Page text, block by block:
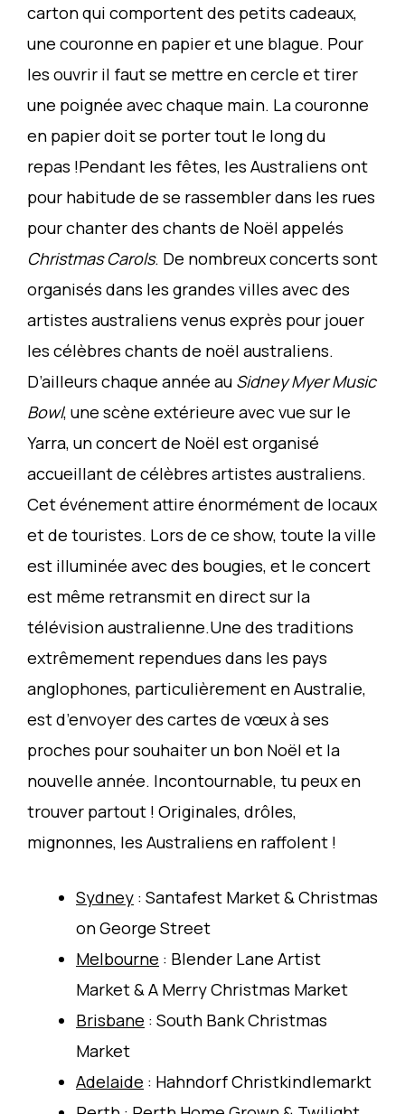
carton qui comportent des petits cadeaux,
une couronne en papier et une blague. Pour
les ouvrir il faut se mettre en cercle et tirer
une poignée avec chaque main. La couronne
en papier doit se porter tout le long du
repas !Pendant les fêtes, les Australiens ont
pour habitude de se rassembler dans les rues
pour chanter des chants de Noël appelés
Christmas Carols. De nombreux concerts sont
organisés dans les grandes villes avec des
artistes australiens venus exprès pour jouer
les célèbres chants de noël australiens.
D’ailleurs chaque année au Sidney Myer Music
Bowl, une scène extérieure avec vue sur le
Yarra, un concert de Noël est organisé
accueillant de célèbres artistes australiens.
Cet événement attire énormément de locaux
et de touristes. Lors de ce show, toute la ville
est illuminée avec des bougies, et le concert
est même retransmit en direct sur la
télévision australienne.Une des traditions
extrêmement rependues dans les pays
anglophones, particulièrement en Australie,
est d’envoyer des cartes de vœux à ses
proches pour souhaiter un bon Noël et la
nouvelle année. Incontournable, tu peux en
trouver partout ! Originales, drôles,
mignonnes, les Australiens en raffolent !
Sydney : Santafest Market & Christmas
on George Street
Melbourne : Blender Lane Artist
Market & A Merry Christmas Market
Brisbane : South Bank Christmas
Market
Adelaide : Hahndorf Christkindlemarkt